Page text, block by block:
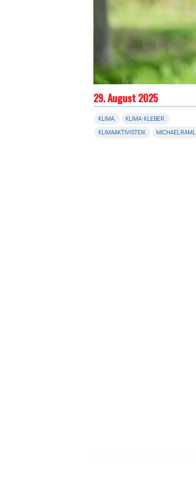
29. August 2025
KLIMA, KLIMA-KLEBER,
KLIMAAKTIVISTEN, MICHAEL RAML